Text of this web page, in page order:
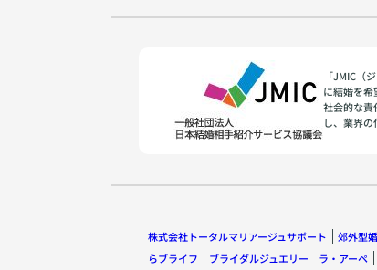
「JMIC（
に結婚を希
社会的な責
し、業界の
株式会社トータルマリアージュサポート 郊外型
らブライフ
ブライダルジュエリー ラ・アーペ